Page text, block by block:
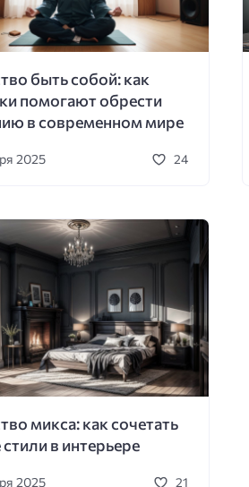
быть собой: как
помогают обрести
в современном мире
2025 24
микса: как сочетать
в интерьере
2025 21